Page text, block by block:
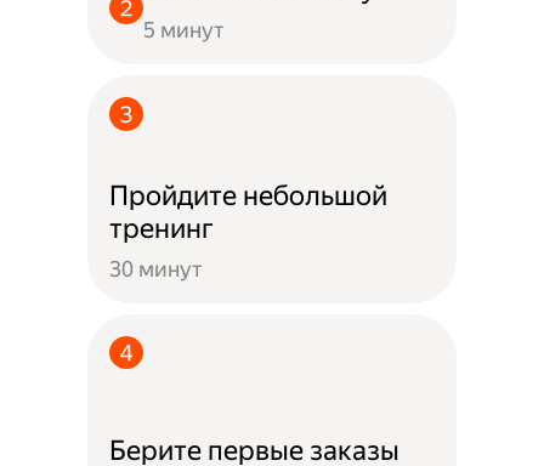
5 минут
Пройдите небольшой
тренинг
30 минут
Берите первые заказы